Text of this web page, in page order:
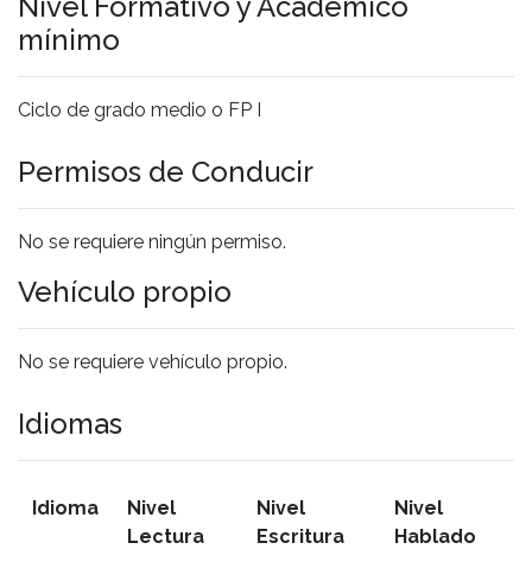
mínimo
Ciclo de grado medio o FP I
Permisos de Conducir
No se requiere ningún permiso.
Vehículo propio
No se requiere vehículo propio.
Idiomas
Idioma
Nivel
Lectura
Nivel
Escritura
Nivel
Hablado